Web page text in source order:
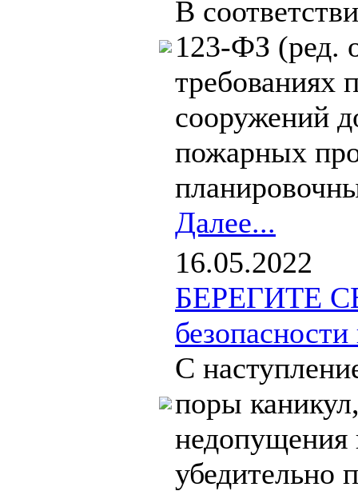
В
123-ФЗ (ред.
требованиях
сооружений
пожарных
Далее...
16.05.2022
БЕРЕГИТЕ
С
поры
недопущения
убедительно